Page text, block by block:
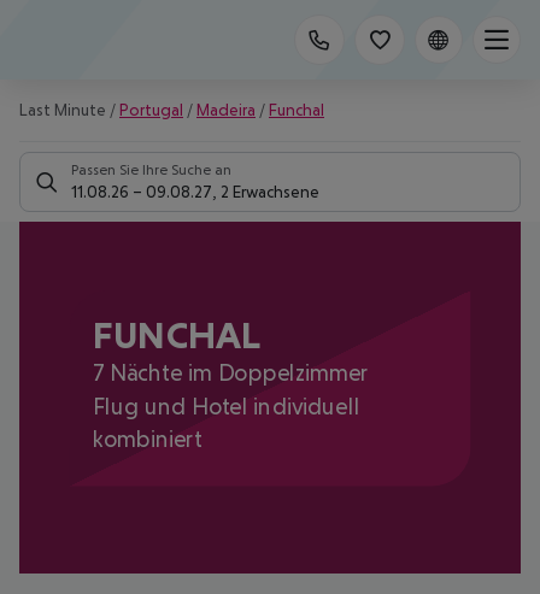
Last Minute / Portugal / Madeira / Funchal
Passen Sie Ihre Suche an
11.08.26 – 09.08.27 2 Erwachsene
FUNCHAL
7 Nächte im Doppelzimmer
Flug und Hotel individuell
kombiniert